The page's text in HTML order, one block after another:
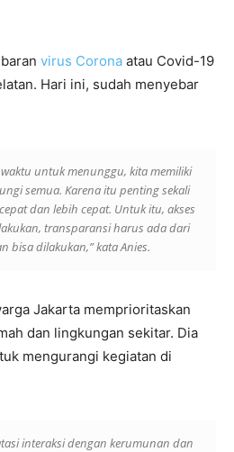
virus Corona atau Covid-19
Hari ini, sudah menyebar
untuk menunggu, kita memiliki
semua. Karena itu penting sekali
dan lebih cepat. Untuk itu, akses
transparansi harus ada dari
bisa dilakukan,” kata Anies.
Jakarta memprioritaskan
dan lingkungan sekitar. Dia
mengurangi kegiatan di
interaksi dengan kerumunan dan